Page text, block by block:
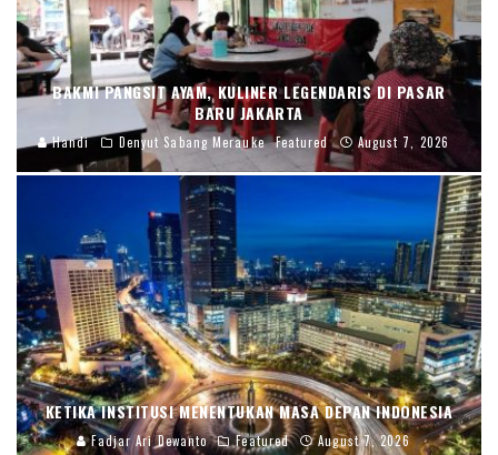
BAKMI PANGSIT AYAM, KULINER LEGENDARIS DI PASAR
BARU JAKARTA
Handi Denyut Sabang Merauke Featured August 7, 2026
KETIKA INSTITUSI MENENTUKAN MASA DEPAN INDONESIA
Fadjar Ari Dewanto Featured August 7, 2026